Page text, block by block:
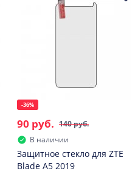
-36%
140 руб.
90 руб.
В наличии
Защитное стекло для ZTE
Blade A5 2019